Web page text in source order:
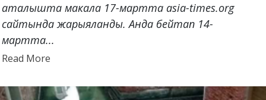
аталышта макала 17-мартта asia-times.org
сайтында жарыяланды. Анда бейтап 14-
мартта...
Read MoreRead
about